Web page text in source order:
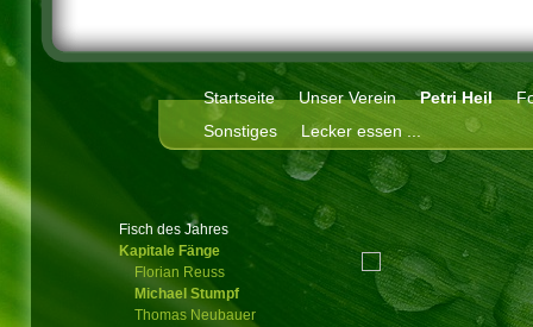
Startseite Unser Verein Petri Heil
Sonstiges
Lecker essen ...
Fisch des Jahres
Kapitale Fänge
Florian Reuss
Michael Stumpf
Thomas Neubauer